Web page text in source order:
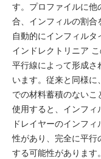
す。プロファイルに
合、インフィルの割
自動的にインフィル
インドレクトリニア
平行線によって形成さ
います。従来と同様
での材料蓄積のない
使用すると、インフィ
ドレイヤーのインフ
性があり、完全に平行
する可能性がありま